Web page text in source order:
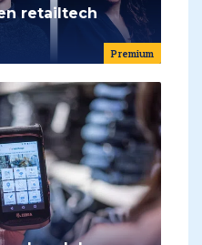
Premium
retailtech